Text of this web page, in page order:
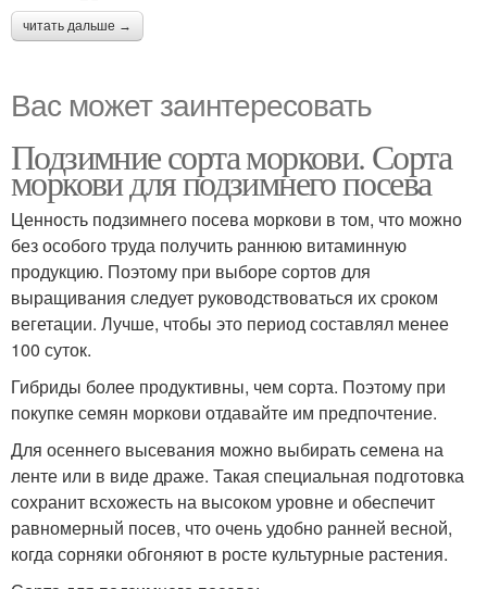
читать дальше →
Вас может заинтересовать
Подзимние сорта моркови. Сорта
моркови для подзимнего посева
Ценность подзимнего посева моркови в том, что можно
без особого труда получить раннюю витаминную
продукцию. Поэтому при выборе сортов для
выращивания следует руководствоваться их сроком
вегетации. Лучше, чтобы это период составлял менее
100 суток.
Гибриды более продуктивны, чем сорта. Поэтому при
покупке семян моркови отдавайте им предпочтение.
Для осеннего высевания можно выбирать семена на
ленте или в виде драже. Такая специальная подготовка
сохранит всхожесть на высоком уровне и обеспечит
равномерный посев, что очень удобно ранней весной,
когда сорняки обгоняют в росте культурные растения.